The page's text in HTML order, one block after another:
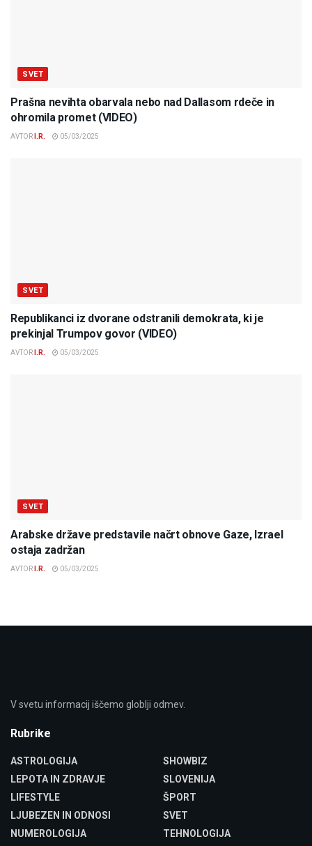
SVET
Prašna nevihta obarvala nebo nad Dallasom rdeče in
ohromila promet (VIDEO)
AVTOR I.R. 05/03/2025
SVET
Republikanci iz dvorane odstranili demokrata, ki je
prekinjal Trumpov govor (VIDEO)
AVTOR I.R. 05/03/2025
SVET
Arabske države predstavile načrt obnove Gaze, Izrael
ostaja zadržan
AVTOR I.R. 05/03/2025
V svetu informacij iščemo globlji odmev.
Rubrike
ASTROLOGIJA
LEPOTA IN ZDRAVJE
LIFESTYLE
LJUBEZEN IN ODNOSI
NUMEROLOGIJA
SHOWBIZ
SLOVENIJA
ŠPORT
SVET
TEHNOLOGIJA